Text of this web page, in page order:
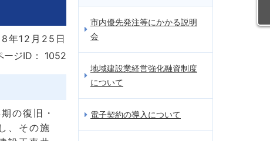
年12月25日
ージID：
1052
の復旧・
、その施
市内優先発注等にかかる説明
会
地域建設業経営強化融資制度
について
電子契約の導入について